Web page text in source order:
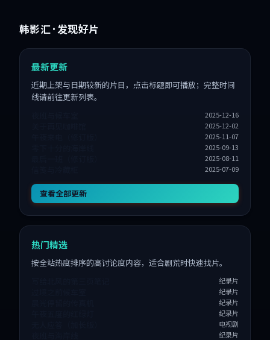
韩影汇 · 发现好片
最新更新
近期上架与日期较新的片目，点击标题即可播放；完整时间
线请前往更新列表。
2025-12-16
2025-12-02
2025-11-07
2025-09-13
2025-08-11
2025-07-09
查看全部更新
热门精选
按全站热度排序的高讨论度内容，适合剧荒时快速找片。
纪录片
纪录片
纪录片
纪录片
电视剧
纪录片